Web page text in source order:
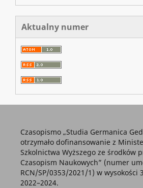
Aktualny numer
Czasopismo „Studia Germanica
otrzymało dofinansowanie z
Szkolnictwa Wyższego ze środków
Czasopism Naukowych” (numer
RCN/SP/0353/2021/1) w wysokości
2022–2024.